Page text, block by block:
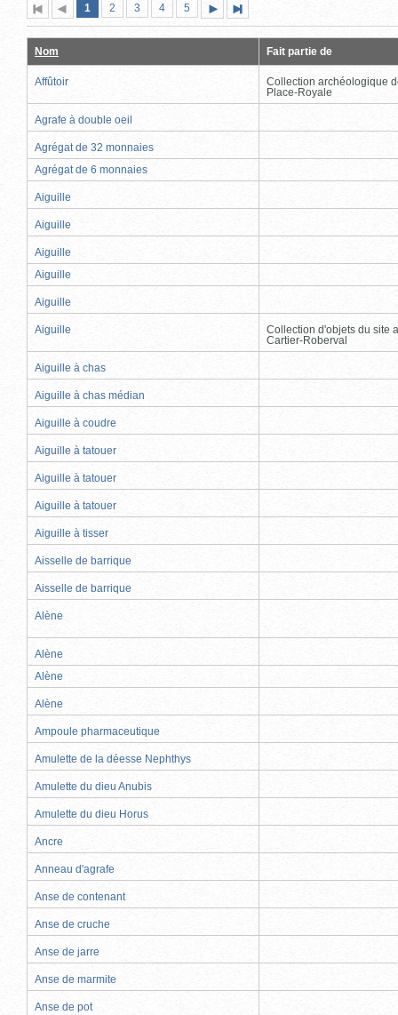
Première
page
Page
précédente
Page
1 (page
actuelle)
Page
2 Page
3 Page
4 Page
5
suivante
page
Nom Fait partie de
Affûtoir
Collection archéologique
Place-Royale
Agrafe à double oeil
Agrégat de 32 monnaies
Agrégat de 6 monnaies
Aiguille
Aiguille
Aiguille
Aiguille
Aiguille
Aiguille
Collection d'objets du site
Cartier-Roberval
Aiguille à chas
Aiguille à chas médian
Aiguille à coudre
Aiguille à tatouer
Aiguille à tatouer
Aiguille à tatouer
Aiguille à tisser
Aisselle de barrique
Aisselle de barrique
Alène
Alène
Alène
Alène
Ampoule pharmaceutique
Amulette de la déesse Nephthys
Amulette du dieu Anubis
Amulette du dieu Horus
Ancre
Anneau d'agrafe
Anse de contenant
Anse de cruche
Anse de jarre
Anse de marmite
Anse de pot